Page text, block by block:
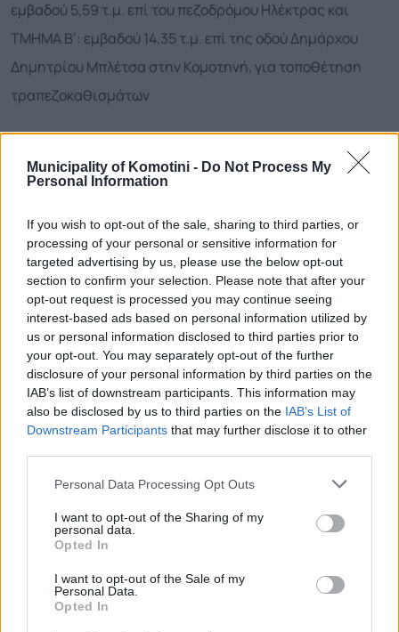
Municipality of Komotini - Do Not Process My
Personal Information
If you wish to opt-out of the sale, sharing to third parties, or
processing of your personal or sensitive information for
targeted advertising by us, please use the below opt-out
section to confirm your selection. Please note that after your
opt-out request is processed you may continue seeing
interest-based ads based on personal information utilized by
us or personal information disclosed to third parties prior to
your opt-out. You may separately opt-out of the further
disclosure of your personal information by third parties on the
IAB’s list of downstream participants. This information may
also be disclosed by us to third parties on the IAB’s List of
Downstream Participants that may further disclose it to other
Personal Data Processing Opt Outs
I want to opt-out of the Sharing of my
personal data.
Opted In
I want to opt-out of the Sale of my
Personal Data.
Opted In
εμβαδού 5,59 τ.μ. επί του πεζοδρόμου Ηλέκτρας και
ΤΜΗΜΑ Β’: εμβαδού 14,35 τ.μ. επί της οδού Δημάρχου
Δημητρίου Μπλέτσα στην Κομοτηνή, για τοποθέτηση
τραπεζοκαθισμάτων
5. Δύο δημοτικά οικοπεδικά τμήματα ευρισκόμενα επί
της οδού Φιλίππου στην Κομοτηνή (όπισθεν Θρακικού
τοποθέτηση τραπεζοκαθισμάτων
6. Κοινόχρηστου δημοτικού χώρου εμβαδού 36,08 τ.μ.
ευρισκόμενου επί της οδού Μπιζανίου στην Κομοτηνή
(παραπλεύρως καταστήματος «Το Πέτρινο»), για
τοποθέτηση τραπεζοκαθισμάτων
να επικοινωνήσει με τον Δήμο στο Τμήμα Εσόδων και
Περιουσίας, από τη Δευτέρα 19/1 έως και την Παρασκευή
30/1/2026, στο τηλ: 25313-52455 και ώρες 8:00-14:00
(Δήμητρα Σιδερούδη).
Τηλεφωνικό Κέντρο
25313-52400